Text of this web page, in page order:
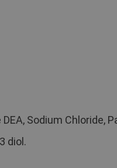
Sodium Chloride,
diol.